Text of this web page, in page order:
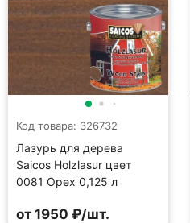
Код товара: 326732
Лазурь для дерева
Saicos Holzlasur цвет
0081 Орех 0,125 л
от 1950 ₽/шт.